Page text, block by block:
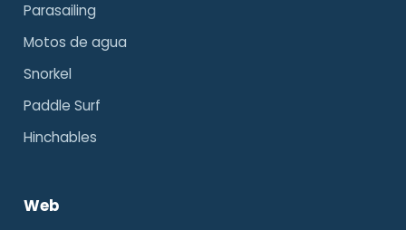
Parasailing
Motos de agua
Snorkel
Paddle Surf
Hinchables
Web